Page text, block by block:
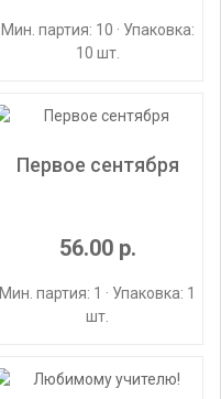
Мин. партия: 10 · Упаковка:
10 шт.
Первое сентября
56.00 р.
Мин. партия: 1 · Упаковка: 1
шт.